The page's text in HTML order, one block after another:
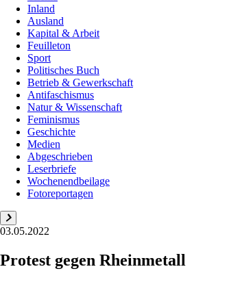
Inland
Ausland
Kapital & Arbeit
Feuilleton
Sport
Politisches Buch
Betrieb & Gewerkschaft
Antifaschismus
Natur & Wissenschaft
Feminismus
Geschichte
Medien
Abgeschrieben
Leserbriefe
Wochenendbeilage
Fotoreportagen
03.05.2022
Protest gegen Rheinmetall